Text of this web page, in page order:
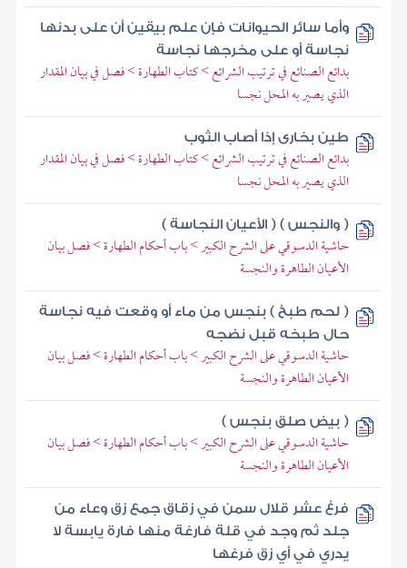
وأما سائر الحيوانات فإن علم بيقين أن على بدنها
نجاسة أو على مخرجها نجاسة
بدائع الصنائع في ترتيب الشرائع > كتاب الطهارة > فصل في بيان المقدار
الذي يصير به المحل نجسا
طين بخارى إذا أصاب الثوب
بدائع الصنائع في ترتيب الشرائع > كتاب الطهارة > فصل في بيان المقدار
الذي يصير به المحل نجسا
( والنجس ) ( الأعيان النجاسة )
حاشية الدسوقي على الشرح الكبير > باب أحكام الطهارة > فصل بيان
الأعيان الطاهرة والنجسة
( لحم طبخ ) بنجس من ماء أو وقعت فيه نجاسة
حال طبخه قبل نضجه
حاشية الدسوقي على الشرح الكبير > باب أحكام الطهارة > فصل بيان
الأعيان الطاهرة والنجسة
( بيض صلق بنجس )
حاشية الدسوقي على الشرح الكبير > باب أحكام الطهارة > فصل بيان
الأعيان الطاهرة والنجسة
فرغ عشر قلال سمن في زقاق جمع زق وعاء من
جلد ثم وجد في قلة فارغة منها فارة يابسة لا
يدري في أي زق فرغها